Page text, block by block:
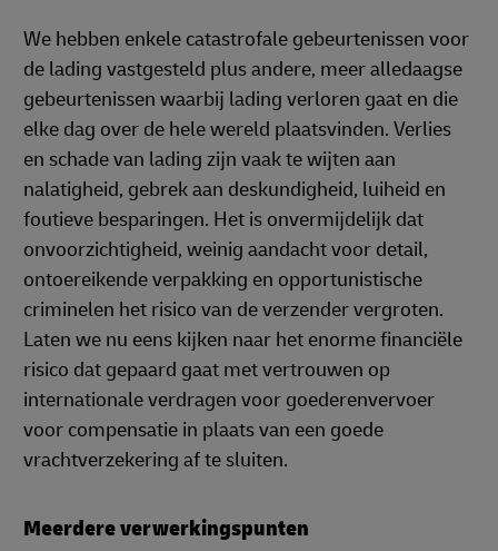
We hebben enkele catastrofale gebeurtenissen voor
de lading vastgesteld plus andere, meer alledaagse
gebeurtenissen waarbij lading verloren gaat en die
elke dag over de hele wereld plaatsvinden. Verlies
en schade van lading zijn vaak te wijten aan
nalatigheid, gebrek aan deskundigheid, luiheid en
foutieve besparingen. Het is onvermijdelijk dat
onvoorzichtigheid, weinig aandacht voor detail,
ontoereikende verpakking en opportunistische
criminelen het risico van de verzender vergroten.
Laten we nu eens kijken naar het enorme financiële
risico dat gepaard gaat met vertrouwen op
internationale verdragen voor goederenvervoer
voor compensatie in plaats van een goede
vrachtverzekering af te sluiten.
Meerdere verwerkingspunten